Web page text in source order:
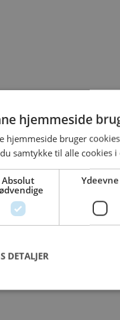
MÅDE AT LEGE PÅ
hjemmeside
hjemmeside bruger
samtykke til alle cookies
Absolut
Ydeevne
DETALJER